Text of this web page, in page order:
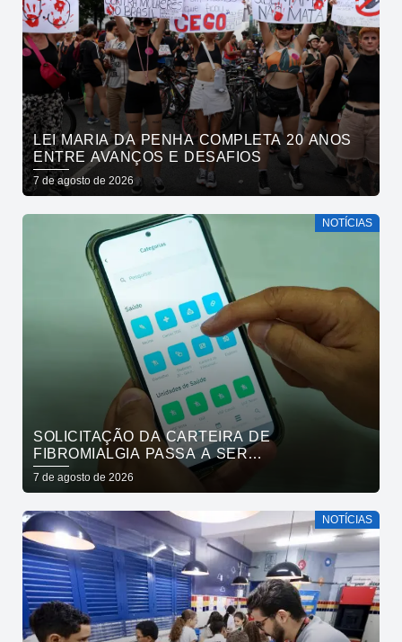
LEI MARIA DA PENHA COMPLETA 20 ANOS
ENTRE AVANÇOS E DESAFIOS
7 de agosto de 2026
NOTÍCIAS
SOLICITAÇÃO DA CARTEIRA DE
FIBROMIALGIA PASSA A SER
EXCLUSIVAMENTE PELO APLICATIVO JOÃO
PESSOA NA PALMA DA MÃO
7 de agosto de 2026
NOTÍCIAS